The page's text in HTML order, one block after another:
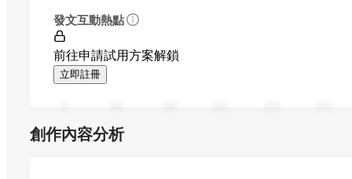
發文互動熱點
前往申請試用方案解鎖
立即註冊
創作內容分析